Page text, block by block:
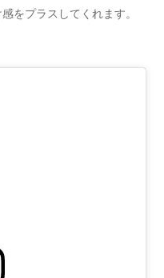
をプラスしてくれます。